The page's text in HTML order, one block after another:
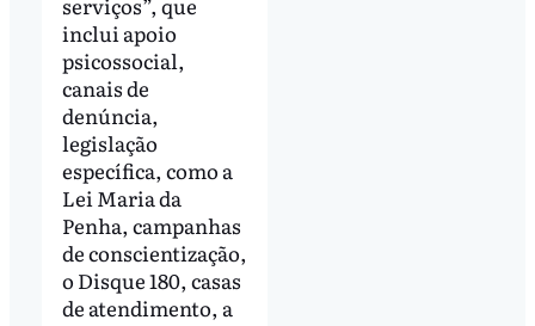
inclui apoio
psicossocial,
canais de
denúncia,
legislação
específica, como a
Lei Maria da
Penha, campanhas
de conscientização,
o Disque 180, casas
de atendimento, a